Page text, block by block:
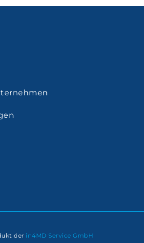
der in4MD Service GmbH